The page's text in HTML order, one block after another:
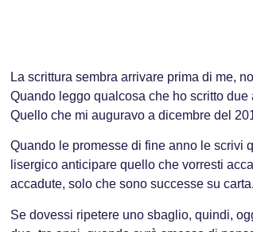
La scrittura sembra arrivare prima di me,
Quando leggo qualcosa che ho scritto due
Quello che mi auguravo a dicembre del
Quando le promesse di fine anno le scrivi
lisergico anticipare quello che vorresti
accadute, solo che sono successe su
Se dovessi ripetere uno sbaglio, quindi,